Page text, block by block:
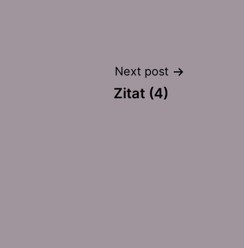
Next post
Zitat (4)